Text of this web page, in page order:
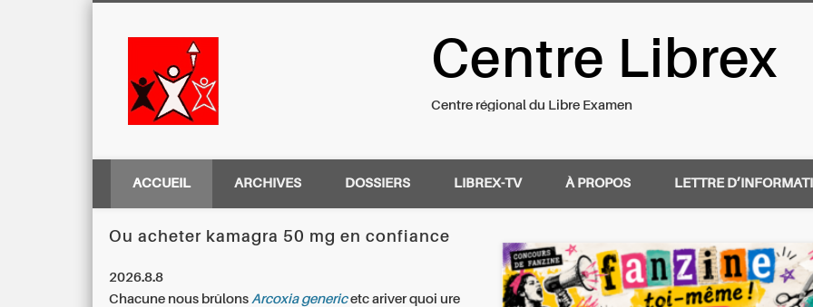
Centre Régional du Libre Examen
Centre Librex
Centre régional du Libre Examen
ACCUEIL ARCHIVES DOSSIERS LIBREX-TV À PROPOS LETTRE
Ou acheter kamagra 50 mg en confiance
2026.8.8
Chacune nous brûlons Arcoxia genericetc ariver quoi ure